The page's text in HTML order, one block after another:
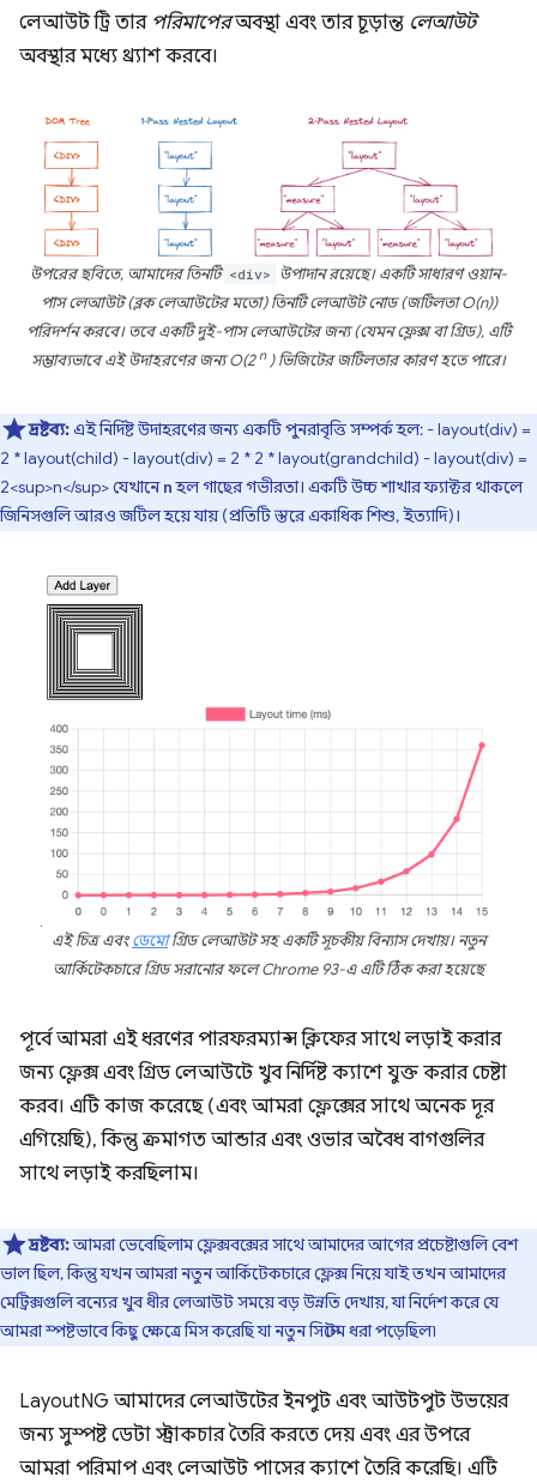
লেআউট ট্রি তার পরিমাপেরঅবস্থা এবং তার চূড়ান্ত লেআউট
অবস্থার মধ্যে থ্র্যাশ করবে।
উপরের ছবিতে, আমাদের তিনটি <div> উপাদান রয়েছে। একটি সাধারণ ওয়ান-
পাস লেআউট (ব্লক লেআউটের মতো) তিনটি লেআউট নোড (জটিলতা O(n))
পরিদর্শন করবে। তবে একটি দুই-পাস লেআউটের জন্য (যেমন ফ্লেক্স বা গ্রিড), এটি
সম্ভাব্যভাবে এই উদাহরণের জন্য O(2n) ভিজিটের জটিলতার কারণ হতে পারে।
দ্রষ্টব্য:এই নির্দিষ্ট উদাহরণের জন্য একটি পুনরাবৃত্তি সম্পর্ক হল: - layout(div) =
2 * layout(child) - layout(div) = 2 * 2 * layout(grandchild) - layout(div) =
2<sup>n</sup> যেখানেnহল গাছের গভীরতা। একটি উচ্চ শাখার ফ্যাক্টর থাকলে
জিনিসগুলি আরও জটিল হয়ে যায় (প্রতিটি স্তরে একাধিক শিশু, ইত্যাদি)।
এই চিত্র এবংডেমোগ্রিড লেআউট সহ একটি সূচকীয় বিন্যাস দেখায়। নতুন
আর্কিটেকচারে গ্রিড সরানোর ফলে Chrome 93-এ ​​এটি ঠিক করা হয়েছে
পূর্বে আমরা এই ধরণের পারফরম্যান্স ক্লিফের সাথে লড়াই করার
জন্য ফ্লেক্স এবং গ্রিড লেআউটে খুব নির্দিষ্ট ক্যাশে যুক্ত করার চেষ্টা
করব। এটি কাজ করেছে (এবং আমরা ফ্লেক্সের সাথে অনেক দূর
এগিয়েছি), কিন্তু ক্রমাগত আন্ডার এবং ওভার অবৈধ বাগগুলির
সাথে লড়াই করছিলাম।
দ্রষ্টব্য:আমরা ভেবেছিলাম ফ্লেক্সবক্সের সাথে আমাদের আগের প্রচেষ্টাগুলি বেশ
ভাল ছিল, কিন্তু যখন আমরা নতুন আর্কিটেকচারে ফ্লেক্স নিয়ে যাই তখন আমাদের
মেট্রিক্সগুলি বন্যের খুব ধীর লেআউট সময়ে বড় উন্নতি দেখায়, যা নির্দেশ করে যে
আমরা স্পষ্টভাবে কিছু ক্ষেত্রে মিস করেছি যা নতুন সিস্টেম ধরা পড়েছিল৷
LayoutNG আমাদের লেআউটের ইনপুট এবং আউটপুট উভয়ের
জন্য সুস্পষ্ট ডেটা স্ট্রাকচার তৈরি করতে দেয় এবং এর উপরে
আমরা পরিমাপ এবং লেআউট পাসের ক্যাশে তৈরি করেছি। এটি